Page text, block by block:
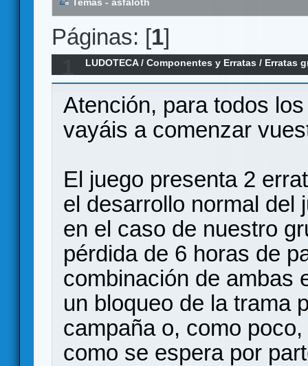
Temas - asfaloth
Páginas: [1]
LUDOTECA/Componentes y Erratas / Erratas
Reyes de la Perdición
Atención, para todos
vayáis a comenzar
El juego presenta 2
el desarrollo normal del
en el caso de nuestro
pérdida de 6 horas de
combinación de ambas
un bloqueo de la trama
campaña o, como
como se espera por